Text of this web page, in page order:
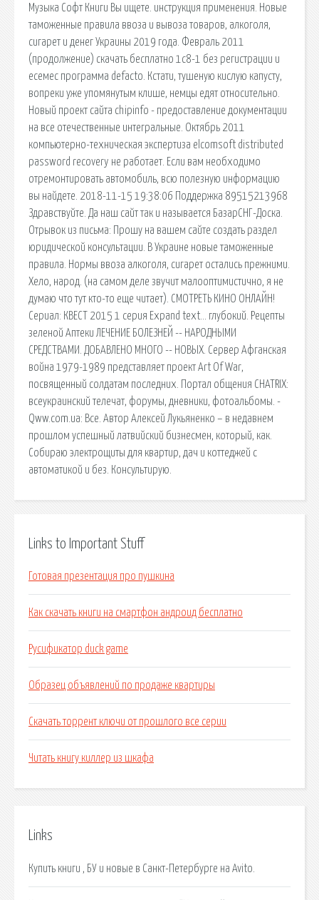
Музыка Софт Книги Вы ищете. инструкция применения. Новые
таможенные правила ввоза и вывоза товаров, алкоголя,
сигарет и денег Украины 2019 года. Февраль 2011
(продолжение) скачать бесплатно 1с8-1 без регистрации и
есемес программа defacto. Кстати, тушеную кислую капусту,
вопреки уже упомянутым клише, немцы едят относительно.
Новый проект сайта chipinfo - предоставление документации
на все отечественные интегральные. Октябрь 2011
компьютерно-техническая экспертиза elcomsoft distributed
password recovery не работает. Если вам необходимо
отремонтировать автомобиль, всю полезную информацию
вы найдете. 2018-11-15 19:38:06 Поддержка 89515213968
Здравствуйте. Да наш сайт так и называется БазарСНГ-Доска.
Отрывок из письма: Прошу на вашем сайте создать раздел
юридической консультации. В Украине новые таможенные
правила. Нормы ввоза алкоголя, сигарет остались прежними.
Хело, народ. (на самом деле звучит малооптимистично, я не
думаю что тут кто-то еще читает). СМОТРЕТЬ КИНО ОНЛАЙН!
Сериал: КВЕСТ 2015 1 серия Expand text… глубокий. Рецепты
зеленой Аптеки ЛЕЧЕНИЕ БОЛЕЗНЕЙ -- НАРОДНЫМИ
СРЕДСТВАМИ. ДОБАВЛЕНО МНОГО -- НОВЫХ. Сервер Афганская
война 1979-1989 представляет проект Art Of War,
посвященный солдатам последних. Портал общения CHATRIX:
всеукраинский телечат, форумы, дневники, фотоальбомы. -
Qww.com.ua: Все. Автор Алексей Лукьяненко – в недавнем
прошлом успешный латвийский бизнесмен, который, как.
Собираю электрощиты для квартир, дач и коттеджей с
автоматикой и без. Консультирую.
Links to Important Stuff
Готовая презентация про пушкина
Как скачать книги на смартфон андроид бесплатно
Русификатор duck game
Образец объявлений по продаже квартиры
Скачать торрент ключи от прошлого все серии
Читать книгу киллер из шкафа
Links
Купить книги , БУ и новые в Санкт-Петербурге на Avito.